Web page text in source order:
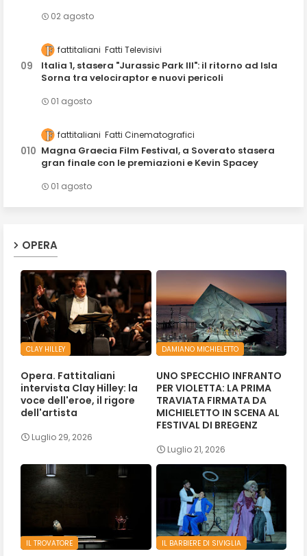
02 agosto
fattitaliani Fatti Televisivi
Italia 1, stasera "Jurassic Park III": il ritorno ad Isla
Sorna tra velociraptor e nuovi pericoli
01 agosto
fattitaliani Fatti Cinematografici
Magna Graecia Film Festival, a Soverato stasera
gran finale con le premiazioni e Kevin Spacey
01 agosto
OPERA
CLAY HILLEY
Opera. Fattitaliani
intervista Clay Hilley: la
voce dell'eroe, il rigore
dell'artista
Luglio 29, 2026
DAMIANO MICHIELETTO
UNO SPECCHIO INFRANTO
PER VIOLETTA: LA PRIMA
TRAVIATA FIRMATA DA
MICHIELETTO IN SCENA AL
FESTIVAL DI BREGENZ
Luglio 21, 2026
IL TROVATORE IL BARBIERE DI SIVIGLIA